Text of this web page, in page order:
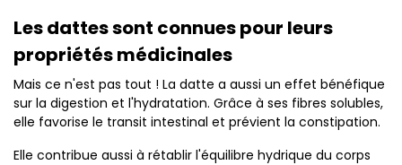
Les dattes sont connues pour leurs
propriétés médicinales
Mais ce n'est pas tout ! La datte a aussi un effet bénéfique
sur la digestion et l'hydratation. Grâce à ses fibres solubles,
elle favorise le transit intestinal et prévient la constipation.
Elle contribue aussi à rétablir l'équilibre hydrique du corps